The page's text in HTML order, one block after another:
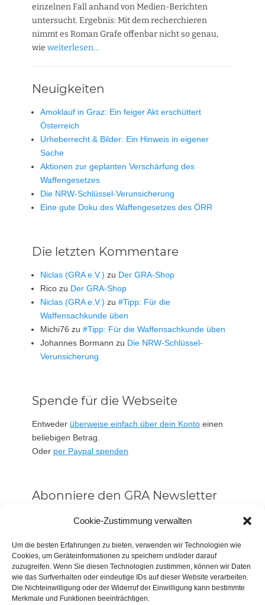
Cookie-Zustimmung verwalten
Um die besten Erfahrungen zu bieten, verwenden wir Technologien wie
Cookies, um Geräteinformationen zu speichern und/oder darauf
zuzugreifen. Wenn Sie diesen Technologien zustimmen, können wir Daten
wie das Surfverhalten oder eindeutige IDs auf dieser Website verarbeiten.
Die Nichteinwilligung oder der Widerruf der Einwilligung kann bestimmte
Merkmale und Funktionen beeinträchtigen.
einzelnen Fall anhand von Medien-Berichten
untersucht. Ergebnis: Mit dem recherchieren
nimmt es Roman Grafe offenbar nicht so genau,
wie weiterlesen…
Neuigkeiten
Amoklauf in Graz: Ein feiger Akt erschüttert
Österreich
Urheberrecht & Bilder: Ein Hinweis in eigener
Sache
Aktionen zur geplanten Verschärfung des
Waffengesetzes
Die NRW-Schlüssel-Verunsicherung
Eine gute Doku des Waffengesetzes des ÖRR
Die letzten Kommentare
Niclas (GRA e.V.) zu Der GRA-Shop
Rico zu Der GRA-Shop
Niclas (GRA e.V.) zu #Tipp: Für die
Waffensachkunde üben
Michi76 zu #Tipp: Für die Waffensachkunde üben
Johannes Bormann zu Die NRW-Schlüssel-
Verunsicherung
Spende für die Webseite
Entweder überweise einfach über dein Konto einen
beliebigen Betrag.
Oder per Paypal spenden
Abonniere den GRA Newsletter
Vorname oder ganzer Name
Email
Alle Neuigkeiten sofort